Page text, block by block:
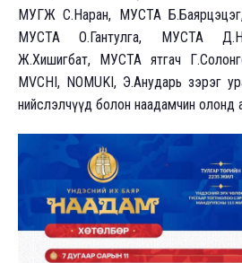
МУГЖ С.Наран, МУСТА
МУСТА О.Гантулга, МУСТА
Ж.Хишигбат, МУСТА ятгач
MVCHI, NOMUKI, Э.Анударь зэрэг
нийслэлчүүд болон наадамчин олонд